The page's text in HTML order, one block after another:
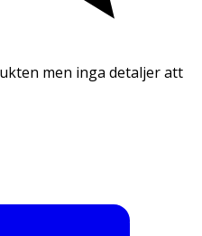
men inga detaljer att